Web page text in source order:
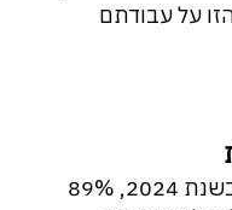
על עבודתם
הנתונים מגלים תמונה מרתקת: בשנת 2024, 89%